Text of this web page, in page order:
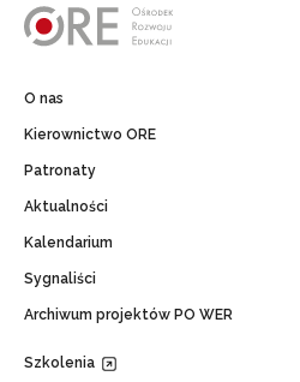
O nas
Kierownictwo ORE
Patronaty
Aktualności
Kalendarium
Sygnaliści
Archiwum projektów PO WER
Szkolenia